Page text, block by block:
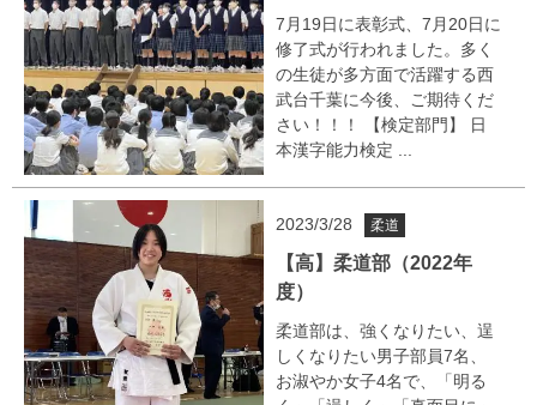
7月19日に表彰式、7月20日に
修了式が行われました。多く
の生徒が多方面で活躍する西
武台千葉に今後、ご期待くだ
さい！！！ 【検定部門】 日
本漢字能力検定 ...
2023/3/28 柔道
【高】柔道部（2022年
度）
柔道部は、強くなりたい、逞
しくなりたい男子部員7名、
お淑やか女子4名で、「明る